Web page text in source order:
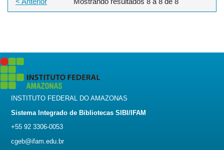
INSTITUTO FEDERAL DO AMAZONAS
Sistema Integrado de Bibliotecas SIBI/IFAM
+55 92 3306-0053
cgeb@ifam.edu.br